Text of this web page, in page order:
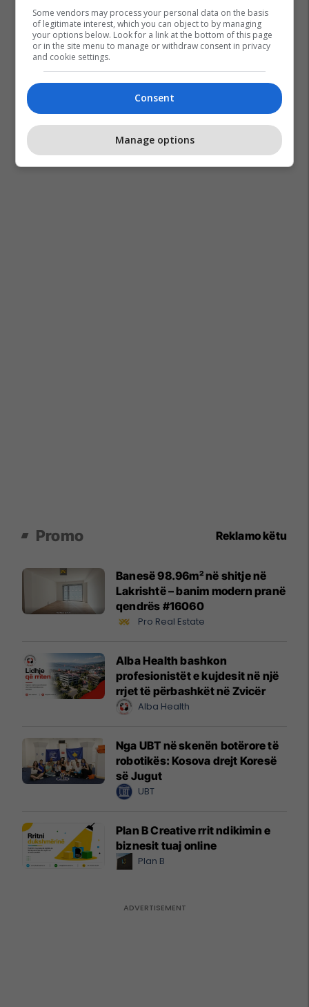
Komuna E Dibrës Arsimi Në Maqedoni
Promo Reklamo këtu
Banesë 98.96m² në shitje në
Lakrishtë – banim modern pranë
qendrës #16060
Pro Real Estate
Alba Health bashkon
profesionistët e kujdesit në një
rrjet të përbashkët në Zvicër
Alba Health
Nga UBT në skenën botërore të
robotikës: Kosova drejt Koresë
së Jugut
UBT
Plan B Creative rrit ndikimin e
biznesit tuaj online
Plan B
Some vendors may process your personal data on the basis
of legitimate interest, which you can object to by managing
your options below. Look for a link at the bottom of this page
or in the site menu to manage or withdraw consent in privacy
and cookie settings.
Consent
Manage options